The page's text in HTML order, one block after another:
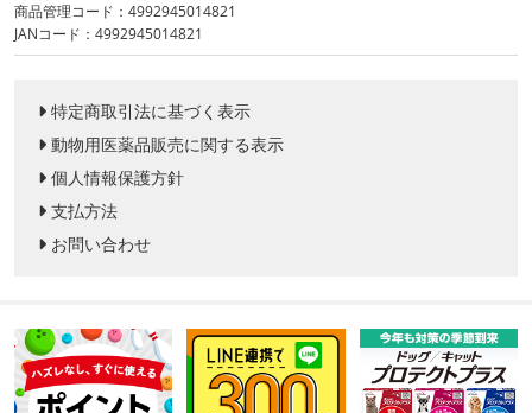
商品管理コード：4992945014821
JANコード：4992945014821
特定商取引法に基づく表示
動物用医薬品販売に関する表示
個人情報保護方針
支払方法
お問い合わせ